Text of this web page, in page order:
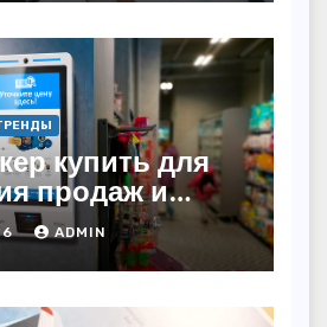
купить для
продаж и
ADMIN